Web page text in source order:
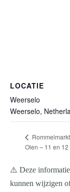
LOCATIE
Weerselo
Weerselo,
Olen – 11 en
⚠️ Deze informatie
kunnen wijzigen